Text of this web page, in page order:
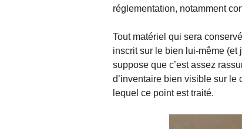
réglementation, notamment
Tout matériel qui sera
inscrit sur le bien lui-même (et
suppose que c’est assez
d’inventaire bien visible sur le
lequel ce point est traité.